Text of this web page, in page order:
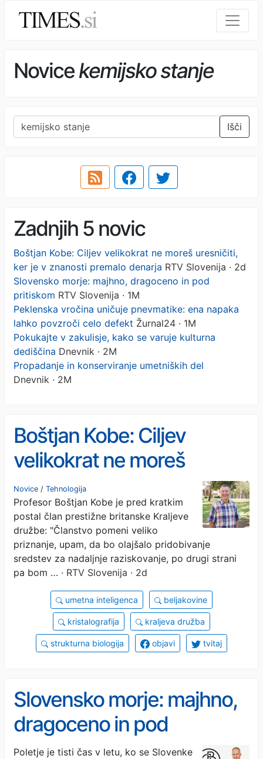
Novicekemijsko stanje
Išči
Zadnjih 5 novic
Boštjan Kobe: Ciljev velikokrat ne moreš uresničiti,
ker je v znanosti premalo denarja RTV Slovenija · 2d
Slovensko morje: majhno, dragoceno in pod
pritiskom RTV Slovenija · 1M
Peklenska vročina uničuje pnevmatike: ena napaka
lahko povzroči celo defekt Žurnal24 · 1M
Pokukajte v zakulisje, kako se varuje kulturna
dediščina Dnevnik · 2M
Propadanje in konserviranje umetniških del
Dnevnik · 2M
Boštjan Kobe: Ciljev
velikokrat ne moreš
uresničiti, ker je v znanosti
premalo denarja
Novice / Tehnologija
Profesor Boštjan Kobe je pred kratkim
postal član prestižne britanske Kraljeve
družbe: "Članstvo pomeni veliko
priznanje, upam, da bo olajšalo pridobivanje
sredstev za nadaljnje raziskovanje, po drugi strani
pa bom … · RTV Slovenija · 2d
umetna inteligenca beljakovine
kristalografija kraljeva družba
strukturna biologija objavi tvitaj
Slovensko morje: majhno,
dragoceno in pod
pritiskom
Poletje je tisti čas v letu, ko se Slovenke